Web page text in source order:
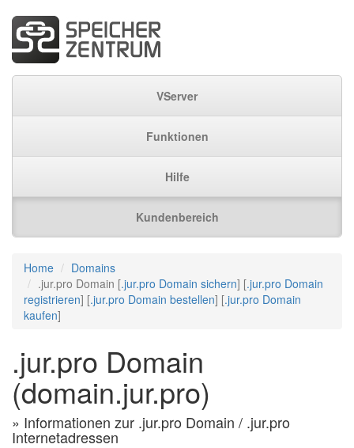
VServer
Funktionen
Hilfe
Kundenbereich
Home
Domains
.jur.pro Domain [.jur.pro Domain sichern] [.jur.pro Domain
registrieren] [.jur.pro Domain bestellen] [.jur.pro Domain
kaufen]
.jur.pro Domain
(domain.jur.pro)
» Informationen zur .jur.pro Domain / .jur.pro
Internetadressen